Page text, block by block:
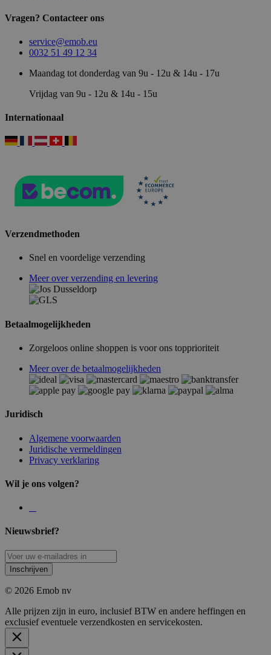
Vragen? Contacteer ons
service@emob.eu
0032 51 49 12 34
Maandag tot donderdag van 9u - 12u & 14u - 17u
Vrijdag van 9u - 12u & 14u - 15u
Internationaal
Verzendmethoden
Snel en voordelige verzending
Meer over verzending en levering
Betaalmogelijkheden
Zorgeloos online shoppen is voor ons topprioriteit
Meer over de betaalmogelijkheden
Juridisch
Algemene voorwaarden
Juridische vermeldingen
Privacy verklaring
Wil je ons volgen?
Nieuwsbrief?
Inschrijven
© 2026 Emob nv
Alle prijzen zijn in euro, inclusief BTW en andere heffingen en
exclusief eventuele verzendkosten en servicekosten.